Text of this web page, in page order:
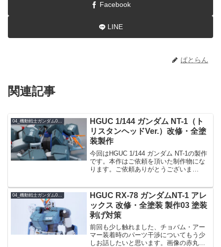
Facebook
LINE
ぱとらん
関連記事
04_機動戦士ガンダム0080 ポケットの中の戦争
HGUC 1/144 ガンダム NT-1（ト
リスタンヘッドVer.）改修・全塗
装製作
今回はHGUC 1/144 ガンダム NT-1の製作
です。本作はご依頼を頂いた制作物にな
ります。ご依頼ありがとうございま
の倍以上の作業時間がかかったキット
で、大変だ...
HGUC RX-78 ガンダムNT-1 アレ
ックス 改修・全塗装 製作03 塗装
剥げ対策
前回も少し触れました、チョバム・アー
マー装着時のパーツ干渉についてもう少
しお話したいと思います。画像の赤丸箇